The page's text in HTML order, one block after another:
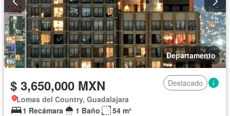
Departamento
$ 3,650,000 MXN
Destacado
Lomas del Country, Guadalajara
1 Recámara
1 Baño
54 m²